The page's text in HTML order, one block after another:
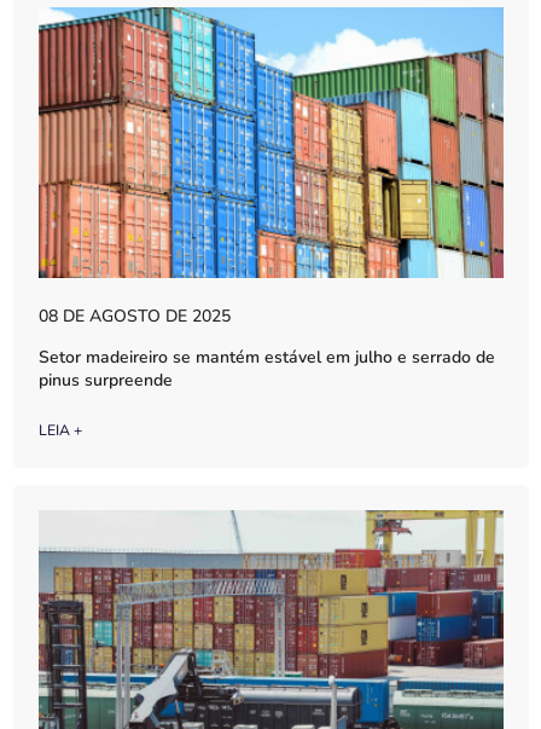
08 DE AGOSTO DE 2025
Setor madeireiro se mantém estável em julho e serrado de
pinus surpreende
LEIA +